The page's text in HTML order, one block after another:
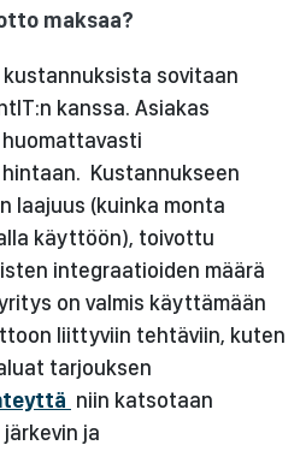
maksaa?
sovitaan
kanssa. Asiakas
Kustannukseen
laajuus (kuinka monta
käyttöön), toivottu
integraatioiden määrä
on valmis käyttämään
liittyviin tehtäviin, kuten
tarjouksen
niin katsotaan
ja